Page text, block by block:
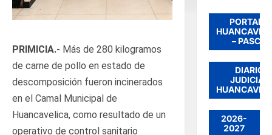
PRIMICIA.- Más de 280 kilogramos
de carne de pollo en estado de
descomposición fueron incinerados
en el Camal Municipal de
Huancavelica, como resultado de un
operativo de control sanitario
PORTADA
– PASCO
DIARIO
JUDICIAL
2026-
2027